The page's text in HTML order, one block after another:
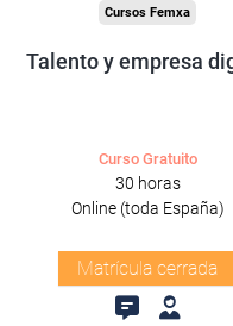
Cursos Femxa
Talento y empresa
Curso Gratuito
30 horas
Online (toda España)
Matrícula cerrada